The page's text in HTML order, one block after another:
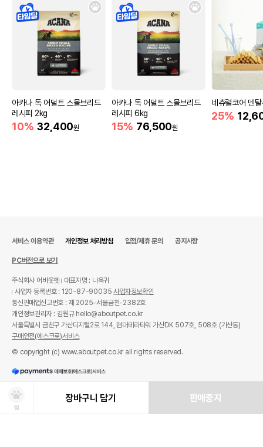
아카나 독 어덜트 스몰브리드
레시피 2kg
10% 32,400원
아카나 독 어덜트 스몰브리드
레시피 6kg
15% 76,500원
네츄럴코어 덴
25%
찜
장바구니 담기 판매중지
서비스 이용약관 개인정보 처리방침 입점/제휴 문의 공지사항
PC버전으로 보기
주식회사 어바웃펫
대표자명 : 나옥귀
사업자 등록번호 : 120-87-90035사업자정보확인
통신판매업신고번호 : 제 2025-서울금천-2382호
개인정보관리자 : 김원규 hello@aboutpet.co.kr
서울특별시 금천구 가산디지털2로 144, 현대테라타워 가산DK 507호, 508호 (가산동)
구매안전(에스크로)서비스
© copyright (c) www.aboutpet.co.kr all rights reserved.